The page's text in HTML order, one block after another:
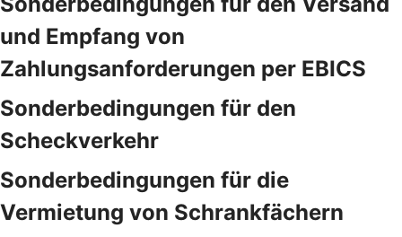
und Empfang von
Zahlungsanforderungen per EBICS
Sonderbedingungen für den
Scheckverkehr
Sonderbedingungen für die
Vermietung von Schrankfächern